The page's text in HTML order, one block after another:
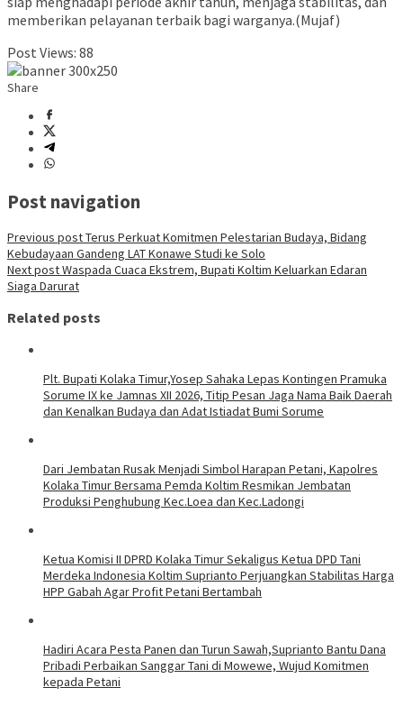
memberikan pelayanan terbaik bagi warganya.(Mujaf)
Post Views: 88
Share
Post navigation
Previous postTerus Perkuat Komitmen Pelestarian Budaya, Bidang
Kebudayaan Gandeng LAT Konawe Studi ke Solo
Next postWaspada Cuaca Ekstrem, Bupati Koltim Keluarkan Edaran
Siaga Darurat
Related posts
Plt. Bupati Kolaka Timur,Yosep Sahaka Lepas Kontingen Pramuka
Sorume IX ke Jamnas XII 2026, Titip Pesan Jaga Nama Baik Daerah
dan Kenalkan Budaya dan Adat Istiadat Bumi Sorume
Dari Jembatan Rusak Menjadi Simbol Harapan Petani, Kapolres
Kolaka Timur Bersama Pemda Koltim Resmikan Jembatan
Produksi Penghubung Kec.Loea dan Kec.Ladongi
Ketua Komisi II DPRD Kolaka Timur Sekaligus Ketua DPD Tani
Merdeka Indonesia Koltim Suprianto Perjuangkan Stabilitas Harga
HPP Gabah Agar Profit Petani Bertambah
Hadiri Acara Pesta Panen dan Turun Sawah,Suprianto Bantu Dana
Pribadi Perbaikan Sanggar Tani di Mowewe, Wujud Komitmen
kepada Petani